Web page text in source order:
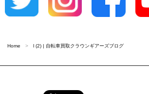
Home l (2) | 自転車買取クラウンギアーズブログ